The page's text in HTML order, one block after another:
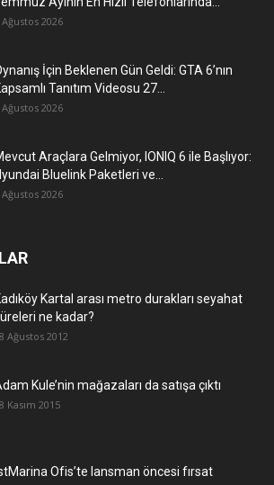
Ağustos 2026
İçin Beklenen Gün Geldi: GTA 6’nın
Tanıtım Videosu 27...
Ağustos 2026
Araçlara Gelmiyor, IONIQ 6 ile Başlıyor:
Bluelink Paketleri ve...
Ağustos 2026
Kartal arası metro durakları seyahat
ne kadar?
Ağustos 2012
Kule’nin mağazaları da satışa çıktı
Kasım 2015
Ofis’te lansman öncesi fırsat